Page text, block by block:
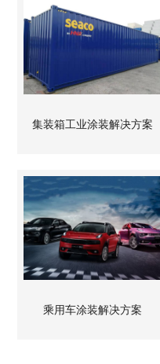
集装箱工业涂装解决方案
乘用车涂装解决方案